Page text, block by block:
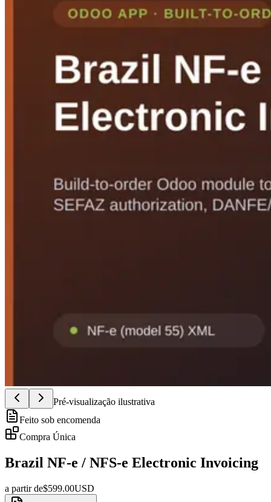
Pré-visualização ilustrativa
Feito sob encomenda
Compra Única
Brazil NF-e / NFS-e Electronic Invoicing
a partir de$599.00USD